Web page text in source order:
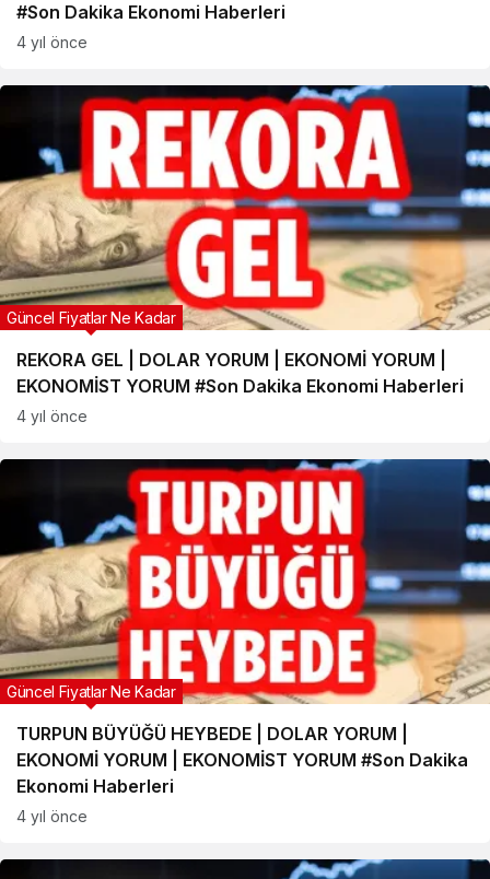
#Son Dakika Ekonomi Haberleri
4 yıl önce
REKORA GEL | DOLAR YORUM | EKONOMİ YORUM |
EKONOMİST YORUM #Son Dakika Ekonomi Haberleri
Güncel Fiyatlar Ne Kadar
4 yıl önce
TURPUN BÜYÜĞÜ HEYBEDE | DOLAR YORUM |
EKONOMİ YORUM | EKONOMİST YORUM #Son Dakika
Ekonomi Haberleri
Güncel Fiyatlar Ne Kadar
4 yıl önce